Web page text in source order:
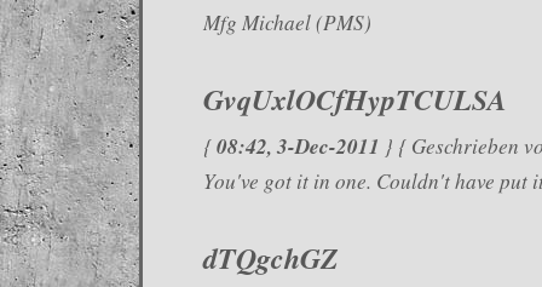
Mfg Michael (PMS)
GvqUxlOCfHypTCULSA
{08:42, 3-Dec-2011 } { Geschrieben
You've got it in one. Couldn't have put
dTQgchGZ